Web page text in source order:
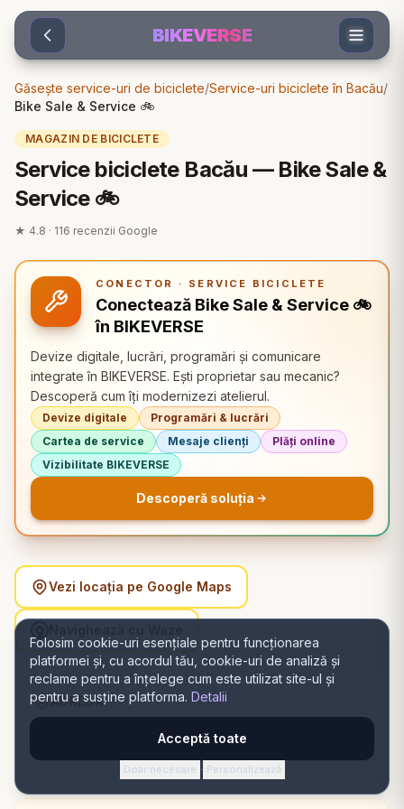
Sari la conținut
Folosim cookie-uri esențiale pentru funcționarea
platformei și, cu acordul tău, cookie-uri de analiză și
reclame pentru a înțelege cum este utilizat site-ul și
pentru a susține platforma. Detalii
Acceptă toate
Doar necesare · Personalizează
BIKEVERSE
Găsește service-uri de biciclete/Service-uri biciclete în Bacău/
Bike Sale & Service 🚲
MAGAZIN DE BICICLETE
Service biciclete Bacău — Bike Sale &
Service 🚲
★ 4.8 · 116 recenzii Google
CONECTOR · SERVICE BICICLETE
Conectează Bike Sale & Service 🚲
în BIKEVERSE
Devize digitale, lucrări, programări și comunicare
integrate în BIKEVERSE. Ești proprietar sau mecanic?
Descoperă cum îți modernizezi atelierul.
Devize digitale
Programări & lucrări
Cartea de service
Mesaje clienți
Plăți online
Vizibilitate BIKEVERSE
Descoperă soluția
Vezi locația pe Google Maps
ADRESĂ
Strada Ștefan cel Mare 13, 607316 Bacău, România,